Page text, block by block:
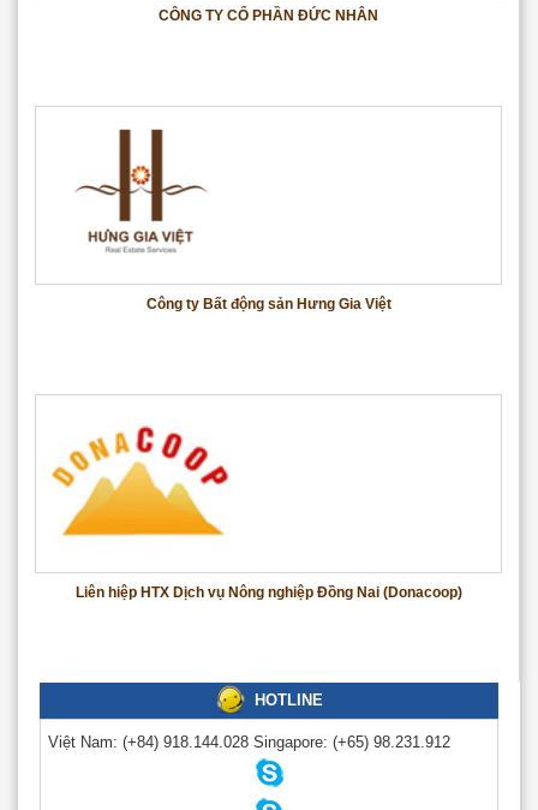
CÔNG TY CỔ PHẦN ĐỨC NHÂN
Công ty Bất động sản Hưng Gia Việt
Liên hiệp HTX Dịch vụ Nông nghiệp Đồng Nai (Donacoop)
HOTLINE
Việt Nam: (+84) 918.144.028 Singapore: (+65) 98.231.912